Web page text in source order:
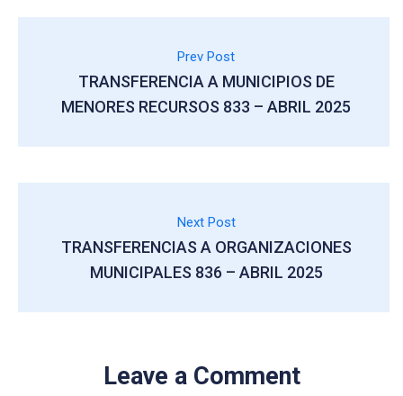
Prev Post
TRANSFERENCIA A MUNICIPIOS DE
MENORES RECURSOS 833 – ABRIL 2025
Next Post
TRANSFERENCIAS A ORGANIZACIONES
MUNICIPALES 836 – ABRIL 2025
Leave a Comment